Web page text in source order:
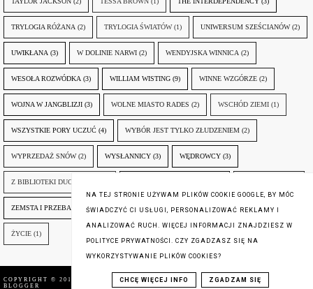
TRYLOGIA RÓŻANA (2) TRYLOGIA ŚWIATÓW (1) UNIWERSUM SZEŚCIANÓW (2)
UWIKŁANA (3) W DOLINIE NARWI (2) WENDYJSKA WINNICA (2)
WESOŁA ROZWÓDKA (3) WILLIAM WISTING (9) WINNE WZGÓRZE (2)
WOJNA W JANGBLIZJI (3) WOLNE MIASTO RADES (2) WSCHÓD ZIEMI (1)
WSZYSTKIE PORY UCZUĆ (4) WYBÓR JEST TYLKO ZŁUDZENIEM (2)
WYPRZEDAŻ SNÓW (2) WYSŁANNICY (3) WĘDROWCY (3)
Z BIBLIOTEKI DUCHA GÓR
ZEMSTA I PRZEBACZENIE (6) ŚLADY ZBRODNI (3) ŻYCIA W ŻYCIU (3)
ŻYCIE (1)
COPYRIGHT © 2016 SUBIEKTYWNIE O KSIĄŻKACH
BLOGGER
BLOG DESIGN:
KAROGRAFIA.PL
NA TEJ STRONIE UŻYWAM PLIKÓW COOKIE GOOGLE, BY MÓC
ŚWIADCZYĆ CI USŁUGI, PERSONALIZOWAĆ REKLAMY I
ANALIZOWAĆ RUCH. WIĘCEJ INFORMACJI ZNAJDZIESZ W
POLITYCE PRYWATNOŚCI. CZY ZGADZASZ SIĘ NA
WYKORZYSTYWANIE PLIKÓW COOKIES?
CHCĘ WIĘCEJ INFO ZGADZAM SIĘ